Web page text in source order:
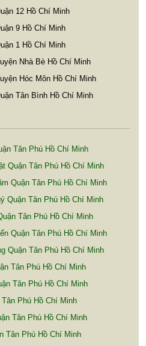
12 Hồ Chí Minh
9 Hồ Chí Minh
1 Hồ Chí Minh
Nhà Bè Hồ Chí Minh
Hóc Môn Hồ Chí Minh
Tân Bình Hồ Chí Minh
Tân Phú Hồ Chí Minh
Quận Tân Phú Hồ Chí Minh
Quận Tân Phú Hồ Chí Minh
Quận Tân Phú Hồ Chí Minh
Tân Phú Hồ Chí Minh
Quận Tân Phú Hồ Chí Minh
Quận Tân Phú Hồ Chí Minh
Tân Phú Hồ Chí Minh
Tân Phú Hồ Chí Minh
Phú Hồ Chí Minh
Tân Phú Hồ Chí Minh
Tân Phú Hồ Chí Minh